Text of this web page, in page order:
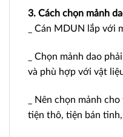
3. Cách chọn mảnh
_ Cán MDUN lắp với
_ Chọn mảnh dao
và phù hợp với vật
_ Nên chọn mảnh
tiện thô, tiện bán